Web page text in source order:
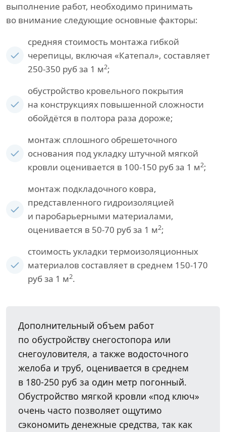
выполнение работ, необходимо принимать
во внимание следующие основные факторы:
средняя стоимость монтажа гибкой
черепицы, включая «Катепал», составляет
250-350 руб за 1 м2;
обустройство кровельного покрытия
на конструкциях повышенной сложности
обойдётся в полтора раза дороже;
монтаж сплошного обрешеточного
основания под укладку штучной мягкой
кровли оценивается в 100-150 руб за 1 м2;
монтаж подкладочного ковра,
представленного гидроизоляцией
и паробарьерными материалами,
оценивается в 50-70 руб за 1 м2;
стоимость укладки термоизоляционных
материалов составляет в среднем 150-170
руб за 1 м2.
Дополнительный объем работ
по обустройству снегостопора или
снегоуловителя, а также водосточного
желоба и труб, оценивается в среднем
в 180-250 руб за один метр погонный.
Обустройство мягкой кровли «под ключ»
очень часто позволяет ощутимо
сэкономить денежные средства, так как